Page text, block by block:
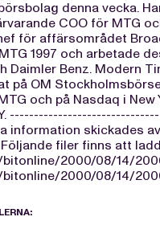
denna vecka.
COO för MTG
för affärsområdet
1997 och arbetade
Daimler Benz. Modern
på OM
och på Nasdaq i New
information skickades
filer finns att
2000/08/14/
2000/08/14/